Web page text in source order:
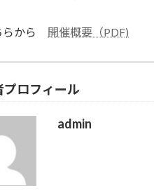
時
らから 開催概要（PDF)
プロフィール
admin